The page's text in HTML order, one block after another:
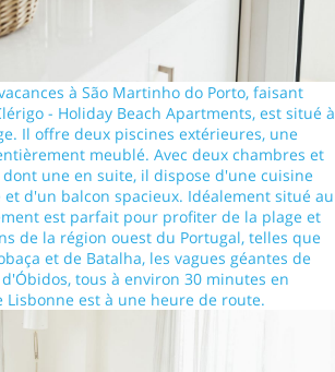
à São Martinho do Porto, faisant
- Holiday Beach Apartments, est situé à
Il offre deux piscines extérieures, une
meublé. Avec deux chambres et
une en suite, il dispose d'une cuisine
d'un balcon spacieux. Idéalement situé au
est parfait pour profiter de la plage et
de la région ouest du Portugal, telles que
et de Batalha, les vagues géantes de
tous à environ 30 minutes en
est à une heure de route.